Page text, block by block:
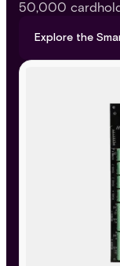
50,000
Explore the